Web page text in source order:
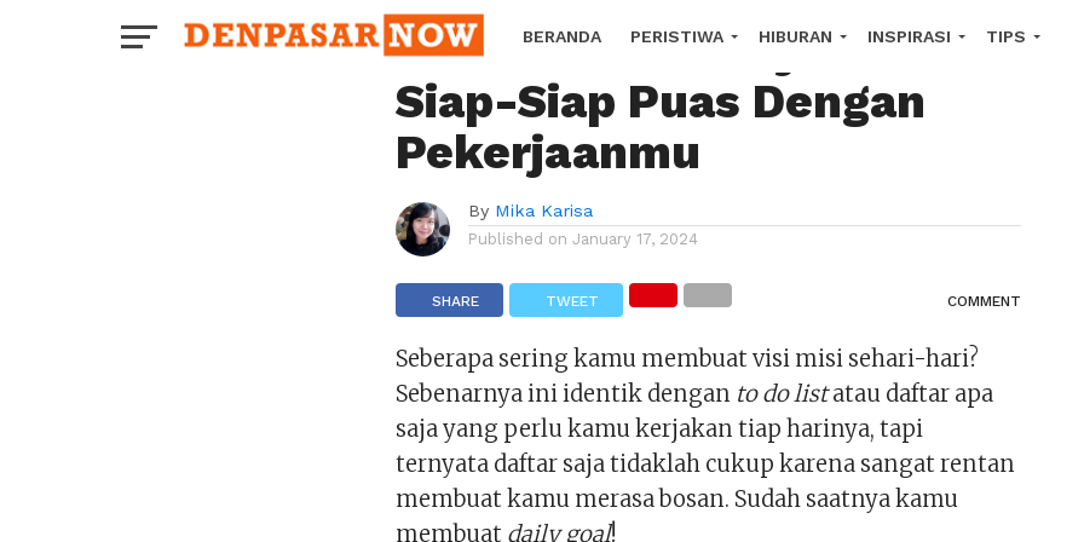
BERANDA PERISTIWA HIBURAN INSPIRASI TIPS
HOROSCOPE
Mulai Susun Daily Goals!
Siap-Siap Puas Dengan
Pekerjaanmu
By Mika Karisa
Published on January 17, 2024
SHARE TWEET COMMENT
Seberapa sering kamu membuat visi misi sehari-hari?
Sebenarnya ini identik dengan to do listatau daftar apa
saja yang perlu kamu kerjakan tiap harinya, tapi
ternyata daftar saja tidaklah cukup karena sangat rentan
membuat kamu merasa bosan. Sudah saatnya kamu
membuat daily goal!